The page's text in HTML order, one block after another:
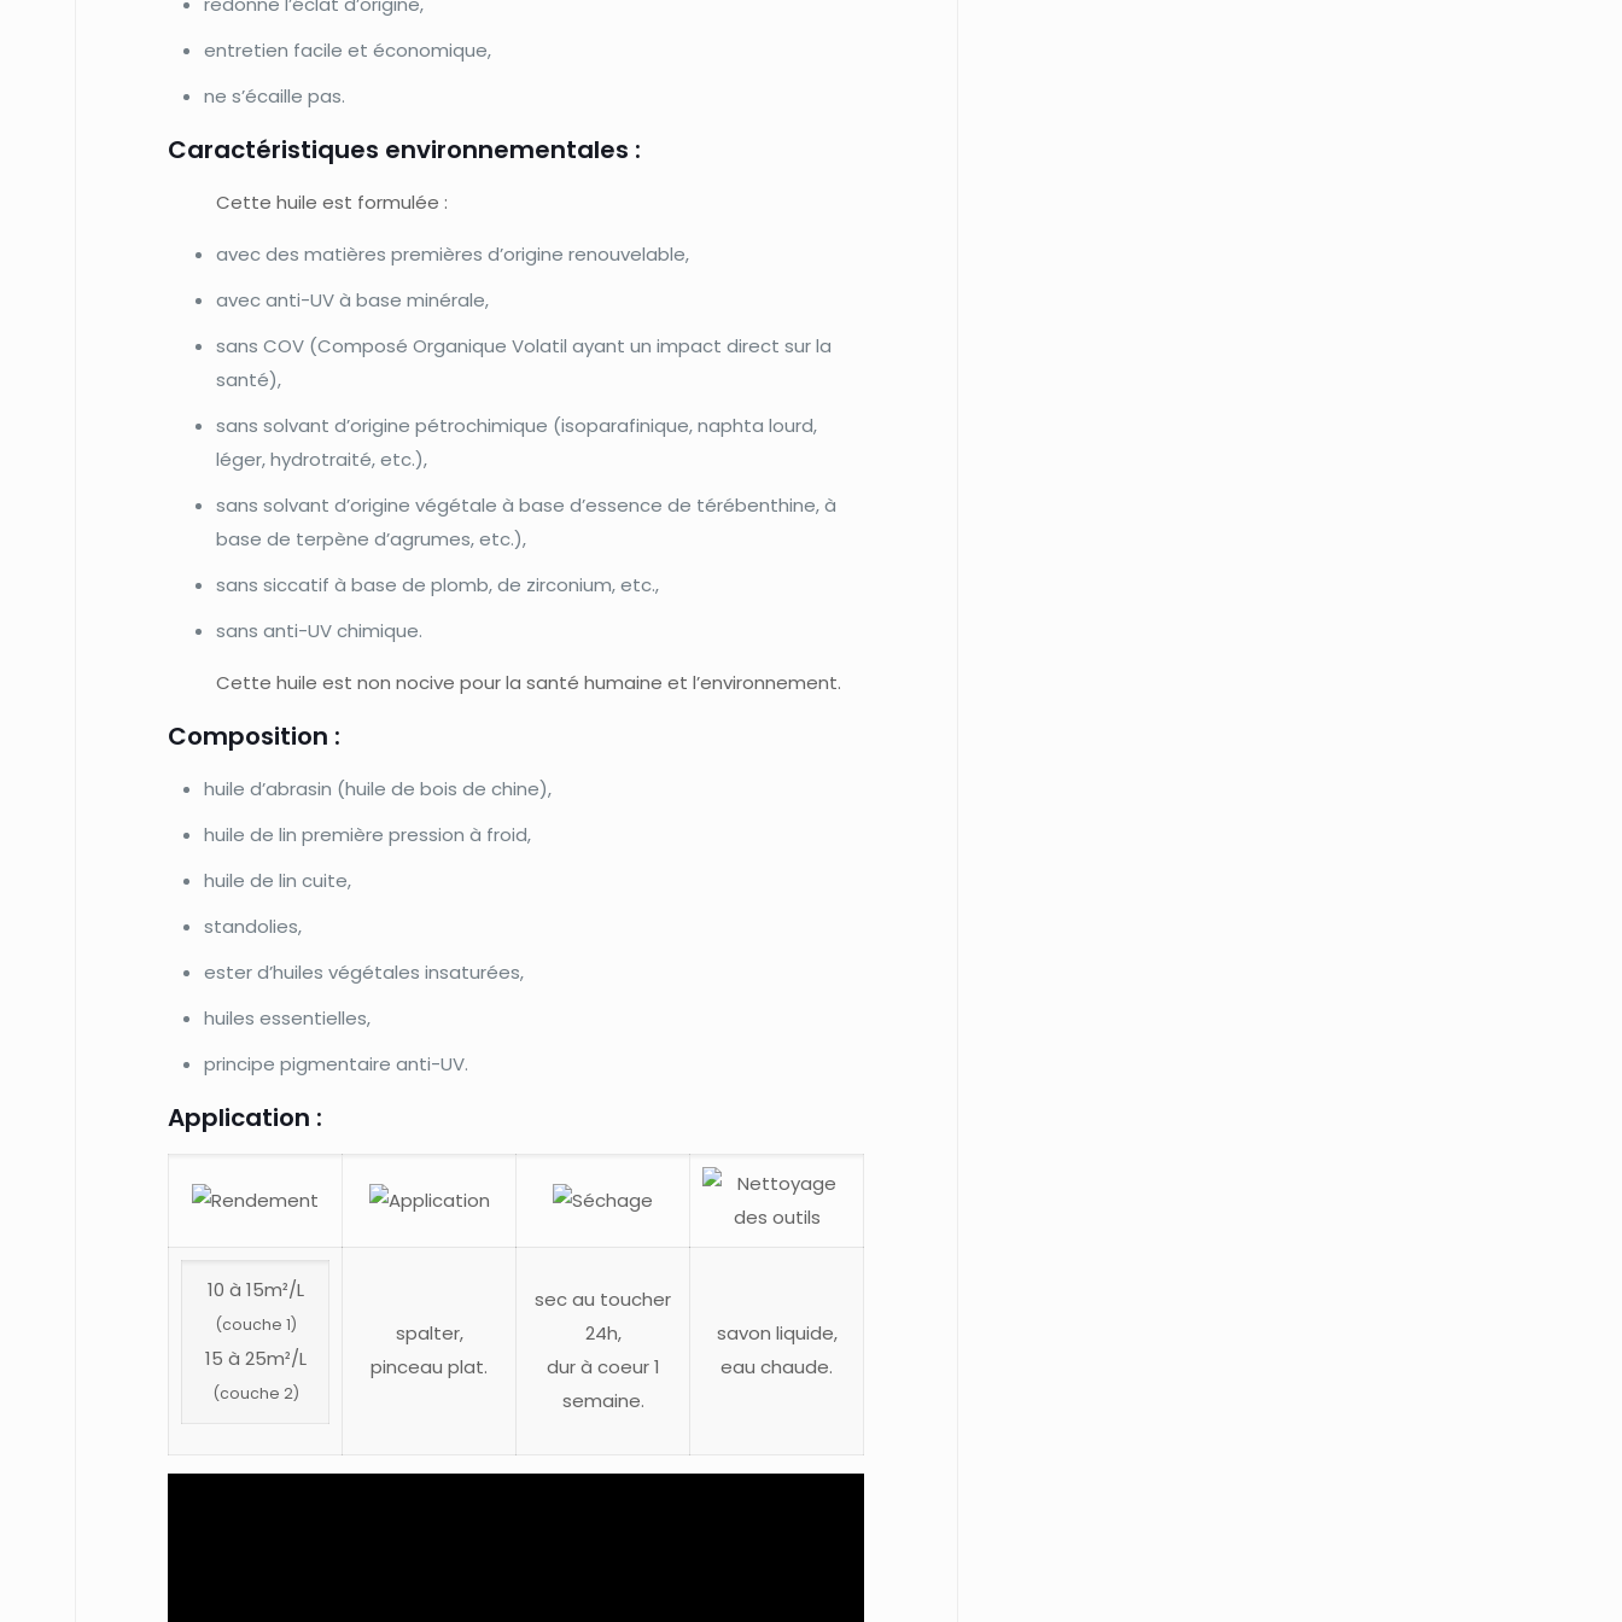
entretien facile et économique,
ne s’écaille pas.
Caractéristiques environnementales :
Cette huile est formulée :
avec des matières premières d’origine renouvelable,
avec anti-UV à base minérale,
sans COV (Composé Organique Volatil ayant un impact direct sur la
santé),
sans solvant d’origine pétrochimique (isoparafinique, naphta lourd,
léger, hydrotraité, etc.),
sans solvant d’origine végétale à base d’essence de térébenthine, à
base de terpène d’agrumes, etc.),
sans siccatif à base de plomb, de zirconium, etc.,
sans anti-UV chimique.
Cette huile est non nocive pour la santé humaine et l’environnement.
Composition :
huile d’abrasin (huile de bois de chine),
huile de lin première pression à froid,
huile de lin cuite,
standolies,
ester d’huiles végétales insaturées,
huiles essentielles,
principe pigmentaire anti-UV.
Application :
10 à 15m²/L
(couche 1)
15 à 25m²/L
(couche 2)
spalter,
pinceau plat.
sec au toucher
24h,
dur à coeur 1
semaine.
savon liquide,
eau chaude.